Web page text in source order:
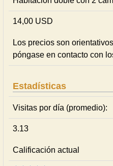
14,00 USD
Los precios son
póngase en contacto con
Estadísticas
Visitas por día (promedio):
3.13
Calificación actual